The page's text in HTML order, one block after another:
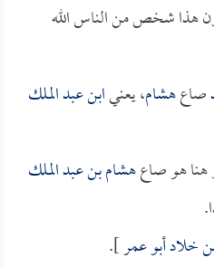
هذا شخص من الناس الله
صاعهشام، يعنيابن عبد الملك
هنا هو صاعهشام بن عبد الملك
خلاد أبو عمر].